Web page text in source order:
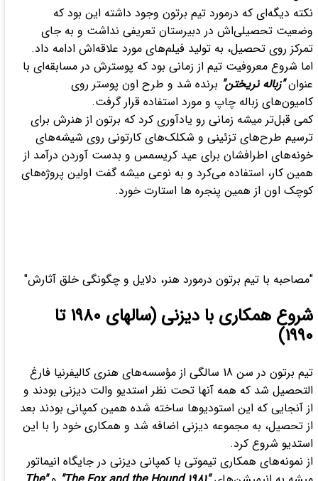
نکته دیگه‌ای که درمورد تیم برتون وجود داشته این بود که
وضعیت تحصیلی‌اش در دبیرستان تعریفی نداشت و به جای
تمرکز روی تحصیل، به تولید فیلم‌های مورد علاقه‌اش ادامه داد.
اما شروع معروفیت تیم از زمانی بود که پوسترش در مسابقه‌ای با
عنوان"زباله نریختن" برنده شد و طرح اون پوستر روی
کامیون‌های زباله چاپ و مورد استفاده قرار گرفت.
کمی قبل‌تر میشه زمانی رو یادآوری کرد که برتون از هنرش برای
ترسیم طرح‌های تزئینی و شکلک‌های کارتونی روی شیشه‌های
خونه‌های اطرافشان برای عید کریسمس و بدست آوردن درآمد از
همین کار، استفاده می‌کرد و به نوعی میشه گفت اولین پروژه‌های
کوچک اون از همین پنجره ها استارت خورد.
"مصاحبه با تیم برتون درمورد هنر، دلایل و چگونگی خلق آثارش"
شروع همکاری با دیزنی (سالهای 1980 تا
1990)
تیم برتون در سن 18 سالگی از مؤسسه‌های هنری کالیفرنیا فارغ
التحصیل شد که همه آنها تحت نظر استدیو والت دیزنی بودند و
از آنجایی که این استودیوها ساخته شده همین کمپانی بودند بعد
از تحصیل، به مجموعه دیزنی اضافه شد و همکاری خود را با این
استدیو شروع کرد.
از نمونه‌های همکاری تیموتی با کمپانی دیزنی در جایگاه انیماتور